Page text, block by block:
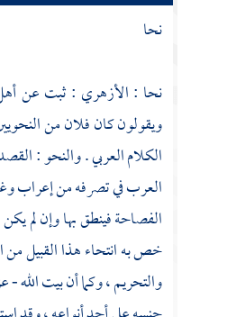
نحا
نحا :الأزهري : ثبت عن
ويقولون كان فلان من
الكلام العربي . والنحو :
العرب في تصرفه من إعراب
الفصاحة فينطق بها وإن لم
خص به انتحاء هذا القبيل
والتحريم ، وكما أن بيت